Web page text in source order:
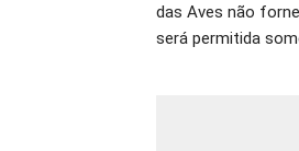
das Aves não
será permitida